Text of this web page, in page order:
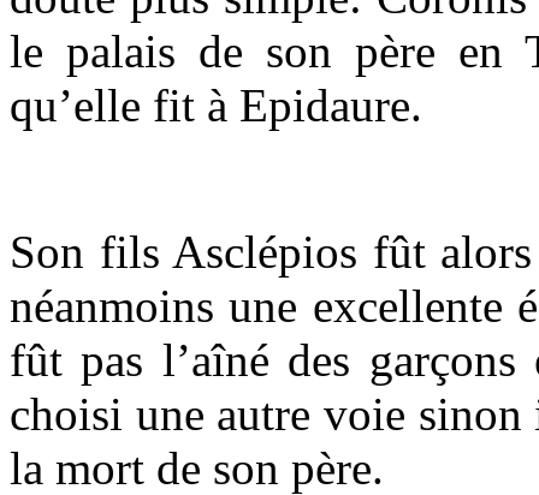
le palais de son père en
qu’elle fit à Epidaure.
Son fils Asclépios fût
néanmoins une excellente
fût pas l’aîné des
choisi une autre voie
la mort de son père.